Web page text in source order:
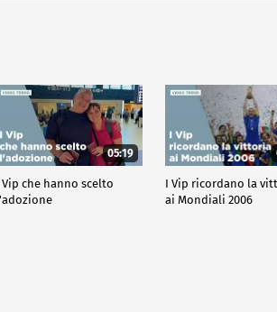
05:19
Vip che hanno scelto
I Vip ricordano la
ai Mondiali 2006